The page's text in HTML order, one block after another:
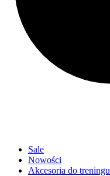
Sale
Nowości
Akcesoria do treningu